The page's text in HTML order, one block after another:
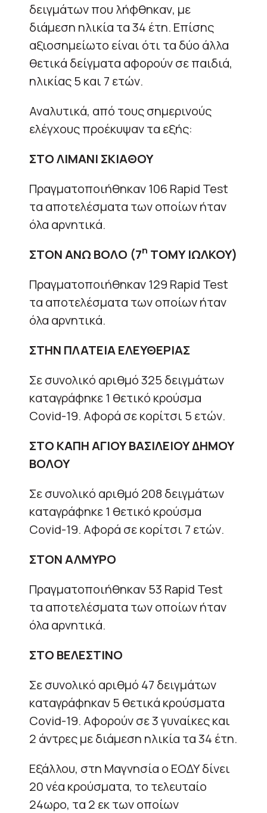
δειγμάτων που λήφθηκαν, με
διάμεση ηλικία τα 34 έτη. Επίσης
αξιοσημείωτο είναι ότι τα δύο άλλα
θετικά δείγματα αφορούν σε παιδιά,
ηλικίας 5 και 7 ετών.
Αναλυτικά, από τους σημερινούς
ελέγχους προέκυψαν τα εξής:
ΣΤΟ ΛΙΜΑΝΙ ΣΚΙΑΘΟΥ
Πραγματοποιήθηκαν 106 Rapid Test
τα αποτελέσματα των οποίων ήταν
όλα αρνητικά.
ΣΤΟΝ ΑΝΩ ΒΟΛΟ (7η ΤΟΜΥ ΙΩΛΚΟΥ)
Πραγματοποιήθηκαν 129 Rapid Test
τα αποτελέσματα των οποίων ήταν
όλα αρνητικά.
ΣΤΗΝ ΠΛΑΤΕΙΑ ΕΛΕΥΘΕΡΙΑΣ
Σε συνολικό αριθμό 325 δειγμάτων
καταγράφηκε 1 θετικό κρούσμα
Covid-19. Αφορά σε κορίτσι 5 ετών.
ΣΤΟ ΚΑΠΗ ΑΓΙΟΥ ΒΑΣΙΛΕΙΟΥ ΔΗΜΟΥ
ΒΟΛΟΥ
Σε συνολικό αριθμό 208 δειγμάτων
καταγράφηκε 1 θετικό κρούσμα
Covid-19. Αφορά σε κορίτσι 7 ετών.
ΣΤΟΝ ΑΛΜΥΡΟ
Πραγματοποιήθηκαν 53 Rapid Test
τα αποτελέσματα των οποίων ήταν
όλα αρνητικά.
ΣΤΟ ΒΕΛΕΣΤΙΝΟ
Σε συνολικό αριθμό 47 δειγμάτων
καταγράφηκαν 5 θετικά κρούσματα
Covid-19. Αφορούν σε 3 γυναίκες και
2 άντρες με διάμεση ηλικία τα 34 έτη.
Εξάλλου, στη Μαγνησία ο ΕΟΔΥ δίνει
20 νέα κρούσματα, το τελευταίο
24ωρο, τα 2 εκ των οποίων